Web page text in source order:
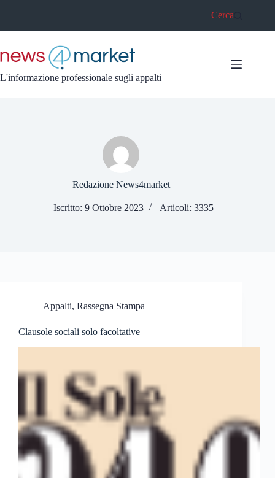
Cerca
L'informazione professionale sugli appalti
Redazione News4market
Iscritto: 9 Ottobre 2023 Articoli: 3335
Appalti, Rassegna Stampa
Clausole sociali solo facoltative